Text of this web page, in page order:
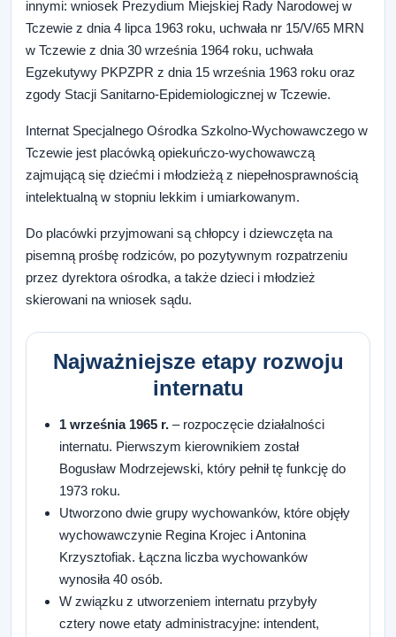
innymi: wniosek Prezydium Miejskiej Rady Narodowej w
Tczewie z dnia 4 lipca 1963 roku, uchwała nr 15/V/65 MRN
w Tczewie z dnia 30 września 1964 roku, uchwała
Egzekutywy PKPZPR z dnia 15 września 1963 roku oraz
zgody Stacji Sanitarno-Epidemiologicznej w Tczewie.
Internat Specjalnego Ośrodka Szkolno-Wychowawczego w
Tczewie jest placówką opiekuńczo-wychowawczą
zajmującą się dziećmi i młodzieżą z niepełnosprawnością
intelektualną w stopniu lekkim i umiarkowanym.
Do placówki przyjmowani są chłopcy i dziewczęta na
pisemną prośbę rodziców, po pozytywnym rozpatrzeniu
przez dyrektora ośrodka, a także dzieci i młodzież
skierowani na wniosek sądu.
Najważniejsze etapy rozwoju
internatu
1 września 1965 r. – rozpoczęcie działalności
internatu. Pierwszym kierownikiem został
Bogusław Modrzejewski, który pełnił tę funkcję do
1973 roku.
Utworzono dwie grupy wychowanków, które objęły
wychowawczynie Regina Krojec i Antonina
Krzysztofiak. Łączna liczba wychowanków
wynosiła 40 osób.
W związku z utworzeniem internatu przybyły
cztery nowe etaty administracyjne: intendent,